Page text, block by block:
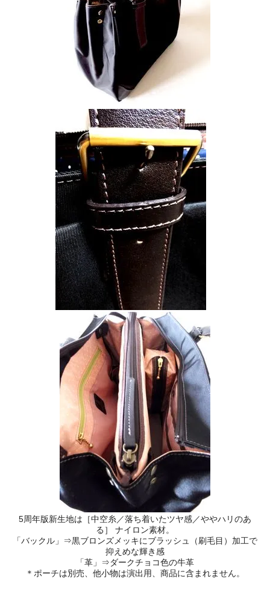
5周年版新生地は［中空糸／落ち着いたツヤ感／ややハリのあ
る］ ナイロン素材。
「バックル」⇒黒ブロンズメッキにブラッシュ（刷毛目）加工で
抑えめな輝き感
「革」⇒ダークチョコ色の牛革
＊ポーチは別売、他小物は演出用、商品に含まれません。